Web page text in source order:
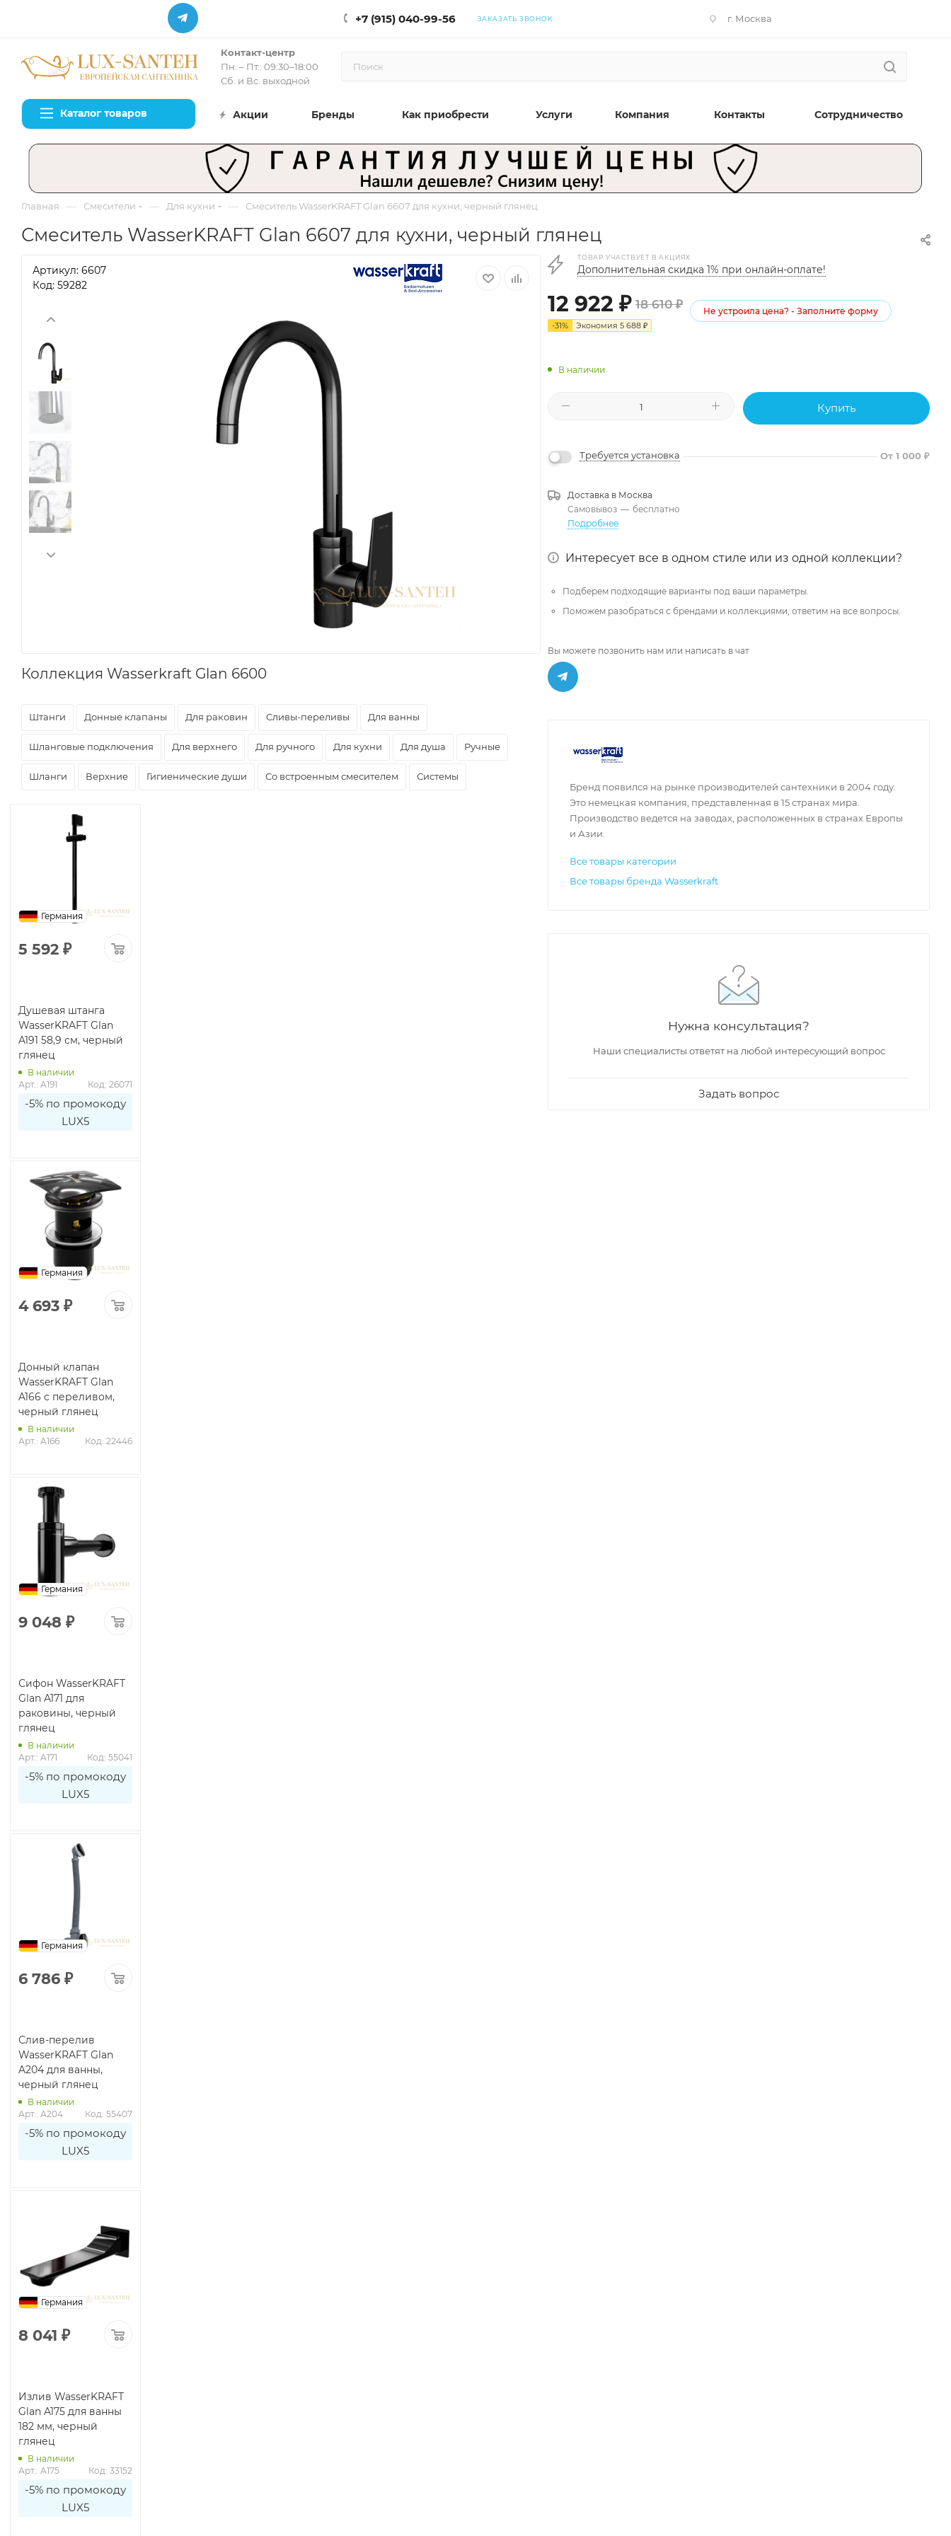
+7 (915) 040-99-56 ЗАКАЗАТЬ ЗВОНОК г. Москва
Контакт-центр
Пн. – Пт.: 09:30–18:00
Сб. и Вс. выходной
Каталог товаров Акции Бренды Как приобрести Услуги Компания Контакты Сотрудничество
Главная — Смесители — Для кухни — Смеситель WasserKRAFT Glan 6607 для кухни, черный глянец
Смеситель WasserKRAFT Glan 6607 для кухни, черный глянец
Артикул: 6607
Код: 59282
Коллекция Wasserkraft Glan 6600
Штанги Донные клапаны Для раковин Сливы-переливы Для ванны
Шланговые подключения Для верхнего Для ручного Для кухни Для душа Ручные
Шланги Верхние Гигиенические души Со встроенным смесителем Системы
Германия
5 592 ₽
Душевая штанга
WasserKRAFT Glan
A191 58,9 см, черный
глянец
В наличии
Арт.: A191
Код: 26071
-5% по промокоду
LUX5
Германия
4 693 ₽
Донный клапан
WasserKRAFT Glan
A166 с переливом,
черный глянец
В наличии
Арт.: A166
Код: 22446
Германия
9 048 ₽
Сифон WasserKRAFT
Glan A171 для
раковины, черный
глянец
В наличии
Арт.: A171
Код: 55041
-5% по промокоду
LUX5
Германия
6 786 ₽
Слив-перелив
WasserKRAFT Glan
A204 для ванны,
черный глянец
В наличии
Арт.: A204
Код: 55407
-5% по промокоду
LUX5
Германия
8 041 ₽
Излив WasserKRAFT
Glan A175 для ванны
182 мм, черный
глянец
В наличии
Арт.: A175
Код: 33152
-5% по промокоду
LUX5
ТОВАР УЧАСТВУЕТ В АКЦИЯХ
Дополнительная скидка 1% при онлайн-оплате!
12 922 ₽ 18 610₽
-31% Экономия 5 688 ₽
Не устроила цена? - Заполните форму
В наличии
Купить
Требуется установка От 1 000 ₽
Доставка в Москва
Самовывоз — бесплатно
Подробнее
Интересует все в одном стиле или из одной коллекции?
Подберем подходящие варианты под ваши параметры.
Поможем разобраться с брендами и коллекциями, ответим на все вопросы.
Вы можете позвонить нам или написать в чат
Бренд появился на рынке производителей сантехники в 2004 году.
Это немецкая компания, представленная в 15 странах мира.
Производство ведется на заводах, расположенных в странах Европы
и Азии.
Все товары категории
Все товары бренда Wasserkraft
Нужна консультация?
Наши специалисты ответят на любой интересующий вопрос
Задать вопрос